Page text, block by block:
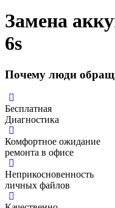
Замена
6s
Почему люди
Бесплатная
Диагностика
Комфортное ожидание
ремонта в офисе
Неприкосновенность
личных файлов